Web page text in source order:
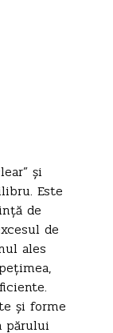
și
Este
de
de
ales
și forme
părului